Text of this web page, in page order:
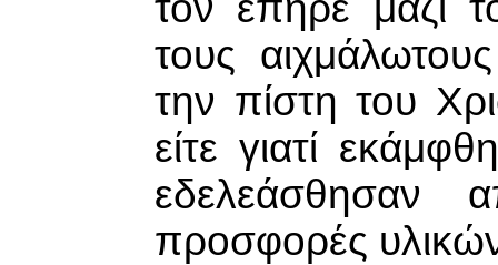
τους
την πίστη του
είτε γιατί
εδελεάσθησαν
προσφορές